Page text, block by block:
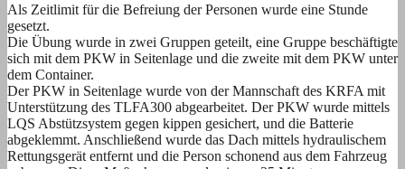
Als Zeitlimit für die Befreiung der Personen wurde eine Stunde
gesetzt.
Die Übung wurde in zwei Gruppen geteilt, eine Gruppe beschäftigte
sich mit dem PKW in Seitenlage und die zweite mit dem PKW unter
dem Container.
Der PKW in Seitenlage wurde von der Mannschaft des KRFA mit
Unterstützung des TLFA300 abgearbeitet. Der PKW wurde mittels
LQS Abstützsystem gegen kippen gesichert, und die Batterie
abgeklemmt. Anschließend wurde das Dach mittels hydraulischem
Rettungsgerät entfernt und die Person schonend aus dem Fahrzeug